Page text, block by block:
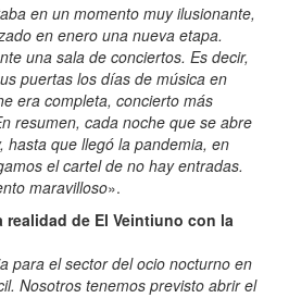
en un momento muy ilusionante,
en enero una nueva etapa.
una sala de conciertos. Es decir,
puertas los días de música en
era completa, concierto más
resumen, cada noche que se abre
hasta que llegó la pandemia, en
el cartel de no hay entradas.
maravilloso».
realidad de El Veintiuno con la
para el sector del ocio nocturno en
Nosotros tenemos previsto abrir el